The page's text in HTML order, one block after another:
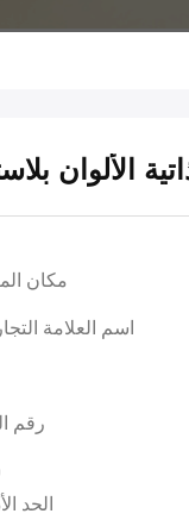
الألوان
مكان
اسم العلامة
رقم
الحد